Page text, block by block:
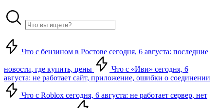
Что с бензином в Ростове сегодня, 6 августа: последние
новости, где купить, цены
Что с «Иви» сегодня, 6
августа: не работает сайт, приложение, ошибки о соединении
Что с Roblox сегодня, 6 августа: не работает сервер, нет